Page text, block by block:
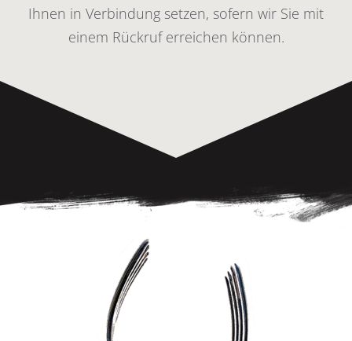
Ihnen in Verbindung setzen, sofern wir Sie mit
einem Rückruf erreichen können.